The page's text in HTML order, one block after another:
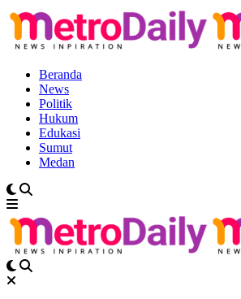
Beranda
News
Politik
Hukum
Edukasi
Sumut
Medan